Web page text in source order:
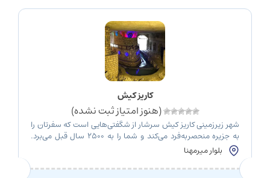
کاریز کیش
(هنوز امتیاز ثبت نشده)
شهر زیرزمینی کاریز کیش سرشار از شگفتی‌هایی است که سفرتان را
به جزیره منحصربه‌فرد می‌کند و شما را به 2500 سال قبل می‌برد.
این جاذبه گردشگری شهرت جهانی دارد و هر ساله به ویژه در فصول
سرد سال میزبان توریست‌هایی است که از گوشه و کنار دنیا به این
جزیره دوست‌داشتنی می‌آیند. در این مقاله […]
بلوار میرمهنا